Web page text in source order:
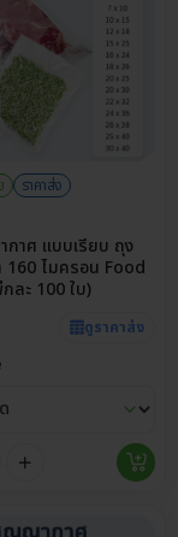
ราคาส่ง
าศ แบบเรียบ ถุง
ละ 100 ใบ)
ดูราคาส่ง